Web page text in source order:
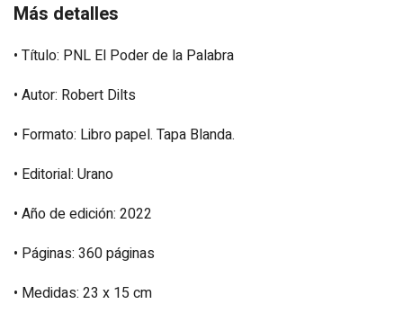
Más detalles
• Título: PNL El Poder de la Palabra
• Autor: Robert Dilts
• Formato: Libro papel. Tapa Blanda.
• Editorial: Urano
• Año de edición: 2022
• Páginas: 360 páginas
• Medidas: 23 x 15 cm